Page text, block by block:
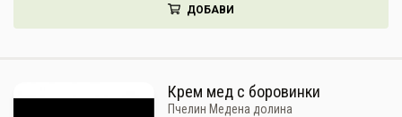
ДОБАВИ
Крем мед с боровинки
Пчелин Медена долина